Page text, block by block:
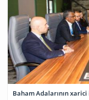
Baham Adalarının